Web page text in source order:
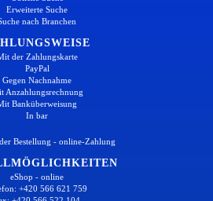
Erweiterte Suche
nach Branchen
der Zahlungskarte
PayPal
Gegen Nachnahme
Anzahlungsrechnung
Banküberweisung
In bar
Bestellung - online-Zahlung
eShop - online
+420 566 621 759